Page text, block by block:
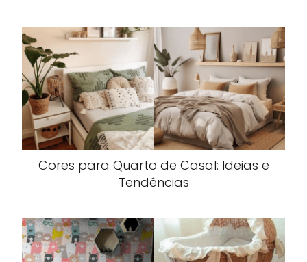
Cores para Quarto de Casal: Ideias e
Tendências